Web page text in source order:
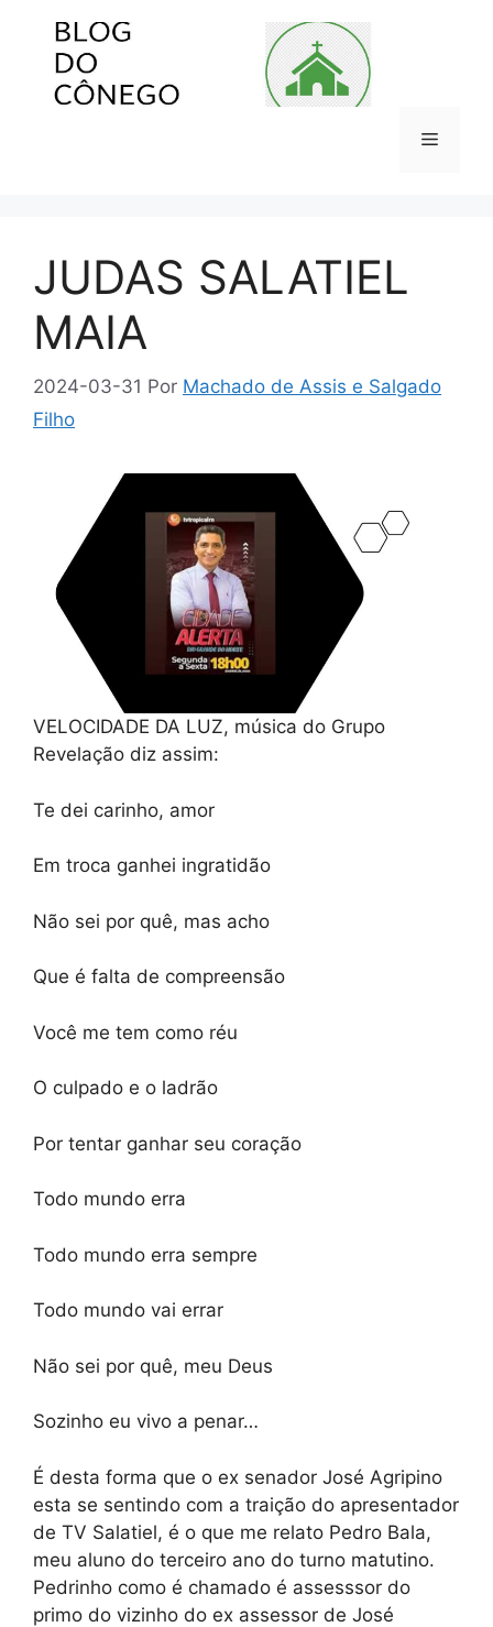
conteúdo
Menu
JUDAS SALATIEL
MAIA
2024-03-31 Por Machado de Assis e Salgado
Filho
VELOCIDADE DA LUZ, música do Grupo
Revelação diz assim:
Te dei carinho, amor
Em troca ganhei ingratidão
Não sei por quê, mas acho
Que é falta de compreensão
Você me tem como réu
O culpado e o ladrão
Por tentar ganhar seu coração
Todo mundo erra
Todo mundo erra sempre
Todo mundo vai errar
Não sei por quê, meu Deus
Sozinho eu vivo a penar…
É desta forma que o ex senador José Agripino
esta se sentindo com a traição do apresentador
de TV Salatiel, é o que me relato Pedro Bala,
meu aluno do terceiro ano do turno matutino.
Pedrinho como é chamado é assesssor do
primo do vizinho do ex assessor de José